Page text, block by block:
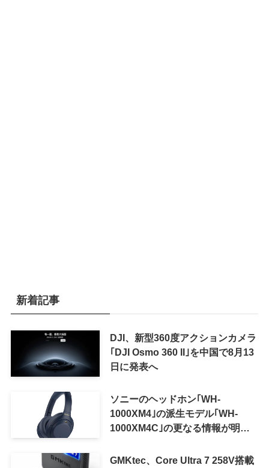
新着記事
DJI、新型360度アクションカメラ
｢DJI Osmo 360 II｣を中国で8月13
日に発表へ
ソニーのヘッドホン｢WH-
1000XM4｣の派生モデル｢WH-
1000XM4C｣の更なる情報が明ら
GMKtec、Core Ultra 7 258V搭載